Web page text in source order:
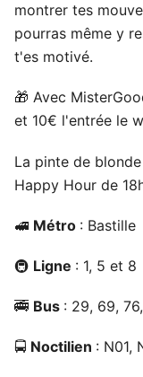
montrer tes
pourras même y
t'es motivé.
🎁 Avec
et 10€ l'entrée le
La pinte de
Happy Hour de
🚅 Métro : Bastille
🚇 Ligne : 1, 5 et 8
🚎 Bus : 29, 69,
🚍 Noctilien : N01,